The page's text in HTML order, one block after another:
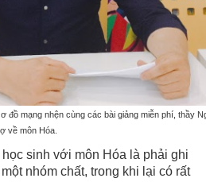
đồ mạng nhện cùng các bài giảng miễn phí, thầy
về môn Hóa.
sinh với môn Hóa là phải ghi
nhóm chất, trong khi lại có rất